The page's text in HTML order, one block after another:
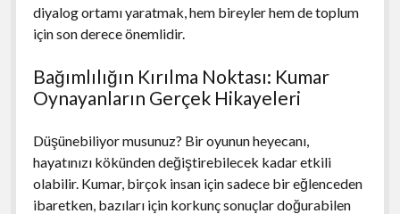
diyalog ortamı yaratmak, hem bireyler hem de toplum
için son derece önemlidir.
Bağımlılığın Kırılma Noktası: Kumar
Oynayanların Gerçek Hikayeleri
Düşünebiliyor musunuz? Bir oyunun heyecanı,
hayatınızı kökünden değiştirebilecek kadar etkili
olabilir. Kumar, birçok insan için sadece bir eğlenceden
ibaretken, bazıları için korkunç sonuçlar doğurabilen